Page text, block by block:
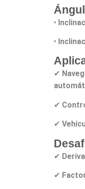
•
•
✔
✔
✔
✔
✔